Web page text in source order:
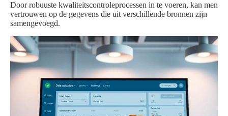
Door robuuste kwaliteitscontroleprocessen in te voeren, kan men
vertrouwen op de gegevens die uit verschillende bronnen zijn
samengevoegd.